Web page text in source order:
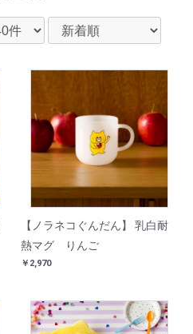
【ノラネコぐんだん】 乳白耐
熱マグ りんご
￥2,970